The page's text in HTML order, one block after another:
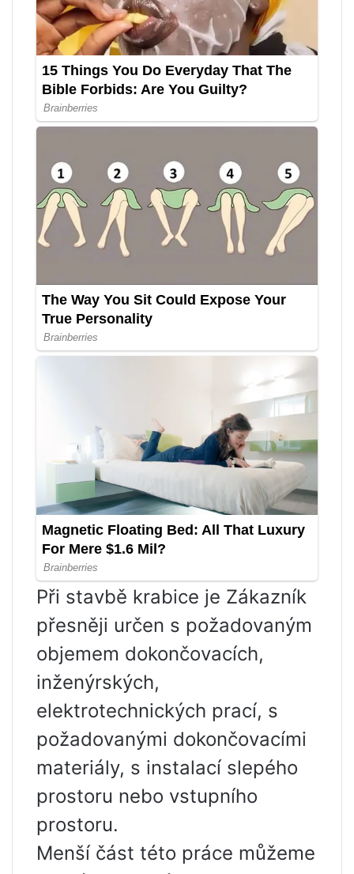
Při stavbě krabice je Zákazník
přesněji určen s požadovaným
objemem dokončovacích,
inženýrských,
elektrotechnických prací, s
požadovanými dokončovacími
materiály, s instalací slepého
prostoru nebo vstupního
prostoru.
Menší část této práce můžeme